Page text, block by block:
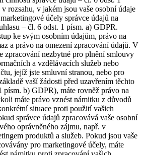
rozsahu, v jakém jsou vaše osobní údaje
účely správce údajů na
– čl. 6 odst. 1 písm. a) GDPR.
ke svým osobním údajům, právo na
a právo na omezení zpracování údajů. V
zpracování nezbytné pro plnění smlouvy
a vzdělávacích služeb nebo
jejíž jste smluvní stranou, nebo pro
vaší žádosti před uzavřením těchto
písm. b) GDPR), máte rovněž právo na
máte právo vznést námitku z důvodů
situace proti použití vašich
správce údajů zpracovává vaše osobní
oprávněného zájmu, např. v
produktů a služeb. Pokud jsou vaše
pro marketingové účely, máte